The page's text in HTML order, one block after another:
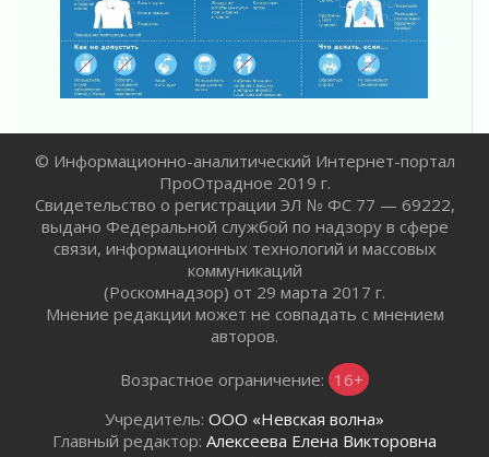
«Активное лето»
02 августа 2026
Ленобласть отметила заслуги жителей перед
регионом и страной
02 августа 2026
ПСК через Гослуслуги напомнит жителям
Ленинградской области о неоплаченных
счетах
02 августа 2026
Пропавшего подростка нашли в Кировском
районе Ленобласти
Жителям Ленобласти напомнили, как
действовать при укусе клеща
02 августа 2026
В Ивангороде назвали новых почетных
© Информационно-аналитический Интернет-портал
ПроОтрадное 2019 г.
Свидетельство о регистрации ЭЛ № ФС 77 — 69222,
выдано Федеральной службой по надзору в сфере
связи, информационных технологий и массовых
коммуникаций
(Роскомнадзор) от 29 марта 2017 г.
Мнение редакции может не совпадать с мнением
авторов.
Возрастное ограничение: 16+
Учредитель: ООО «Невская волна»
Главный редактор: Алексеева Елена Викторовна